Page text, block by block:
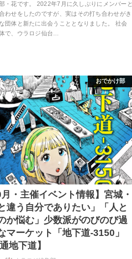
・花です。 2022年7月に久しぶりにメンバーと
わせをしたのですが、実はその打ち合わせがき
団体と新たに出会うこととなりました。 社会
で、ウラロジ仙台…
おでかけ部
月・主催イベント情報】宮城・
違う自分でありたい」「人と
か悩む」少数派がのびのび過
マーケット「地下道-3150」
地下道】